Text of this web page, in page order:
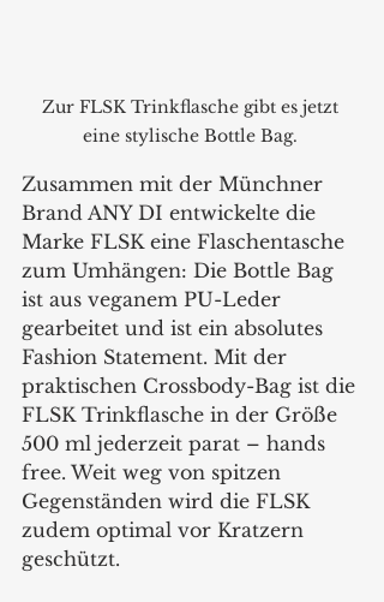
Zur FLSK Trinkflasche gibt es jetzt
eine stylische Bottle Bag.
Zusammen mit der Münchner
Brand ANY DI entwickelte die
Marke FLSK eine Flaschentasche
zum Umhängen: Die Bottle Bag
ist aus veganem PU-Leder
gearbeitet und ist ein absolutes
Fashion Statement. Mit der
praktischen Crossbody-Bag ist die
FLSK Trinkflasche in der Größe
500 ml jederzeit parat – hands
free. Weit weg von spitzen
Gegenständen wird die FLSK
zudem optimal vor Kratzern
geschützt.